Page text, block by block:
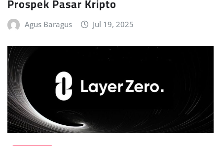
Prospek Pasar Kripto
Agus Baragus Jul 19, 2025